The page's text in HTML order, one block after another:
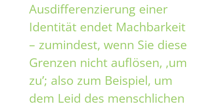
Ausdifferenzierung einer
Identität endet Machbarkeit
– zumindest, wenn Sie diese
Grenzen nicht auflösen, ,um
zu’; also zum Beispiel, um
dem Leid des menschlichen